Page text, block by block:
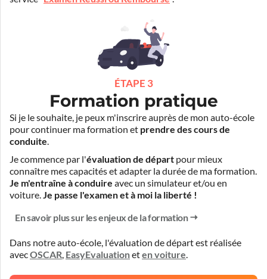
ÉTAPE 3
Formation pratique
Si je le souhaite, je peux m'inscrire auprès de mon auto-école
pour continuer ma formation et prendre des cours de
conduite.
Je commence par l'évaluation de départ pour mieux
connaître mes capacités et adapter la durée de ma formation.
Je m'entraîne à conduire avec un simulateur et/ou en
voiture. Je passe l'examen et à moi la liberté !
En savoir plus sur les enjeux de la formation
Dans notre auto-école, l'évaluation de départ est réalisée
avecOSCAR EasyEvaluationeten voiture